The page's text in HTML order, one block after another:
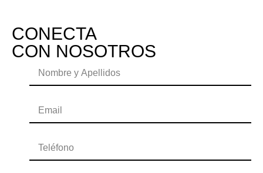
CONECTA
CON NOSOTROS